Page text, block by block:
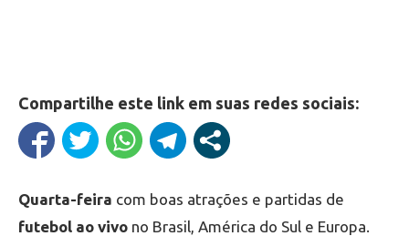
Compartilhe este link em suas redes sociais:
Quarta-feira com boas atrações e partidas de
futebol ao vivo no Brasil, América do Sul e Europa.